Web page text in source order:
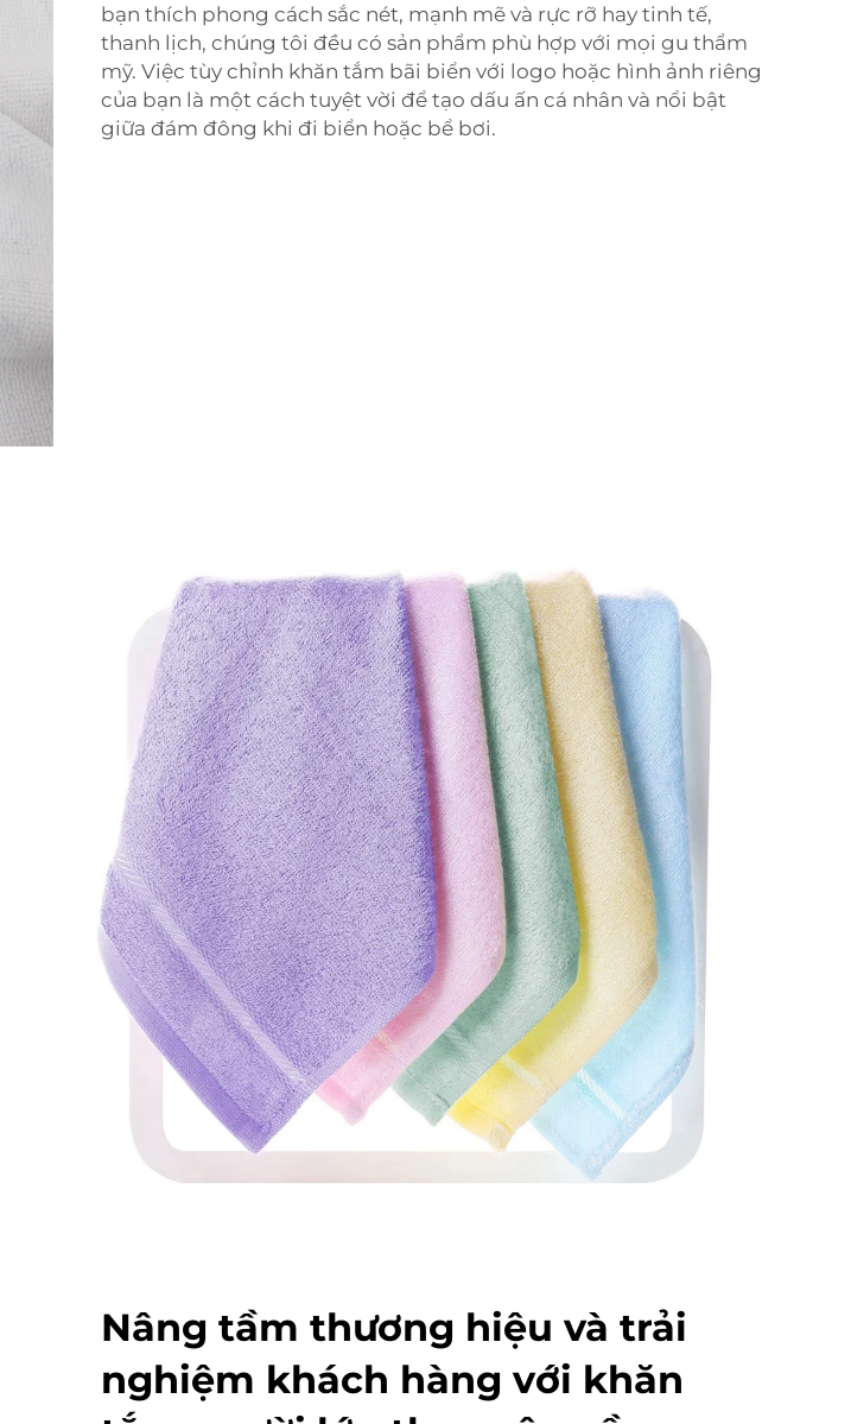
bạn thích phong cách sắc nét, mạnh mẽ và rực rỡ hay tinh tế,
thanh lịch, chúng tôi đều có sản phẩm phù hợp với mọi gu thẩm
mỹ. Việc tùy chỉnh khăn tắm bãi biển với logo hoặc hình ảnh riêng
của bạn là một cách tuyệt vời để tạo dấu ấn cá nhân và nổi bật
giữa đám đông khi đi biển hoặc bể bơi.
Nâng tầm thương hiệu và trải
nghiệm khách hàng với khăn